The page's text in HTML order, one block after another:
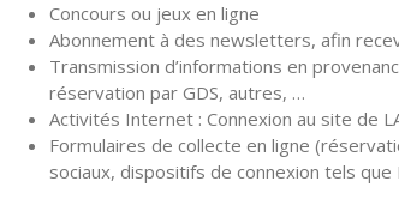
Concours ou jeux en ligne
Abonnement à des newsletters, afin
Transmission d’informations en
réservation par GDS, autres, …
Activités Internet : Connexion au site de
Formulaires de collecte en ligne
sociaux, dispositifs de connexion tels que